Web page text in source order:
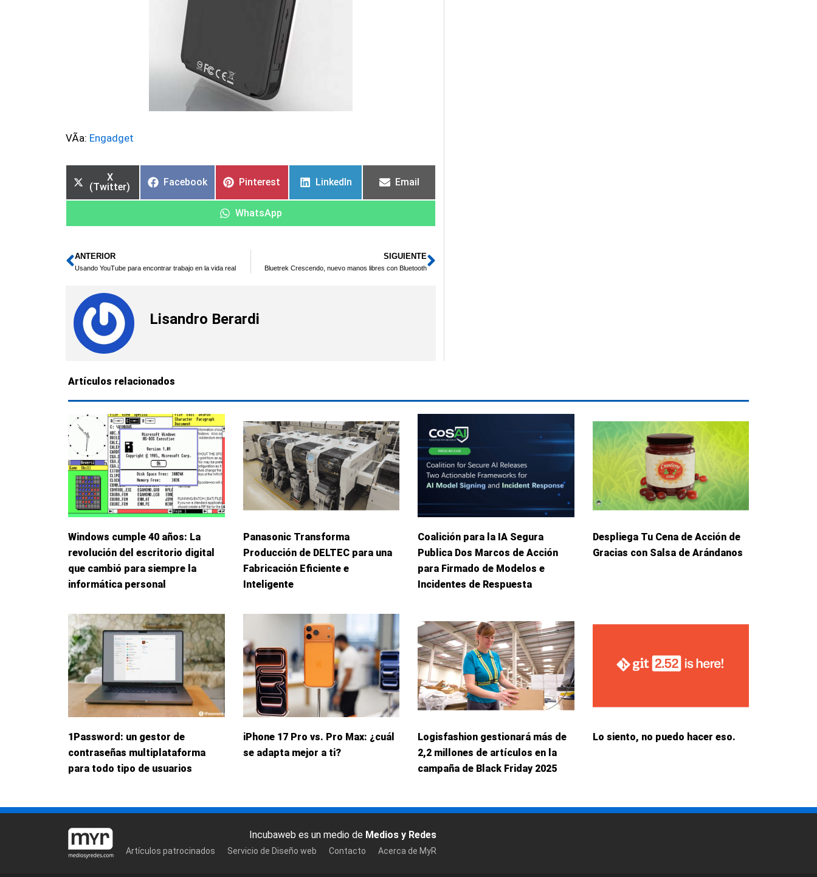
VÃ­a: Engadget
X
(Twitter)
Facebook Pinterest LinkedIn Email
WhatsApp
Ant
ANTERIOR
Usando YouTube para encontrar trabajo en la vida real
SIGUIENTE
Bluetrek Crescendo, nuevo manos libres con BluetoothSiguiente
Lisandro Berardi
Artículos relacionados
Windows cumple 40 años: La
revolución del escritorio digital
que cambió para siempre la
informática personal
Panasonic Transforma
Producción de DELTEC para una
Fabricación Eficiente e
Inteligente
Coalición para la IA Segura
Publica Dos Marcos de Acción
para Firmado de Modelos e
Incidentes de Respuesta
Despliega Tu Cena de Acción de
Gracias con Salsa de Arándanos
1Password: un gestor de
contraseñas multiplataforma
para todo tipo de usuarios
iPhone 17 Pro vs. Pro Max: ¿cuál
se adapta mejor a ti?
Logisfashion gestionará más de
2,2 millones de artículos en la
campaña de Black Friday 2025
Lo siento, no puedo hacer eso.
Incubaweb es un medio de Medios y Redes
Artículos patrocinados Servicio de Diseño web Contacto Acerca de MyR